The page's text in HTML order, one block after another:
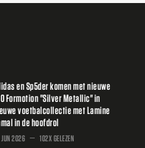
en Sp5der komen met nieuwe
Formotion "Silver Metallic" in
voetbalcollectie met Lamine
in de hoofdrol
2026 102X GELEZEN